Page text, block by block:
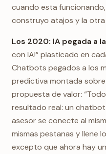
cuando esta
construyo atajos y la otra
Los 2020: IA pegada a
con IA!” plasticado en
Chatbots pegados a los
predictiva montada
propuesta de valor:
resultado real: un
asesor se conecte al
mismas pestanas y llene
excepto que ahora hay